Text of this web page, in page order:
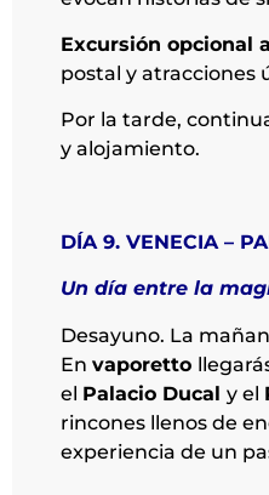
Excursión opcional
postal y atracciones
Por la tarde,
y alojamiento.
DÍA 9. VENECIA –
Un día entre la
Desayuno. La
En vaporetto
el Palacio Ducal y el
rincones llenos de
experiencia de un